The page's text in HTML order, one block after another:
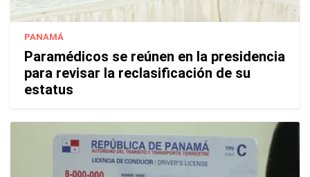
PANAMÁ
Paramédicos se reúnen en la presidencia
para revisar la reclasificación de su
estatus